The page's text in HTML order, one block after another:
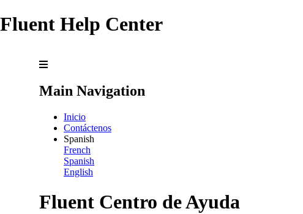
Fluent Help Center
Main Navigation
Inicio
Contáctenos
Spanish
French
Spanish
English
Fluent Centro de Ayuda